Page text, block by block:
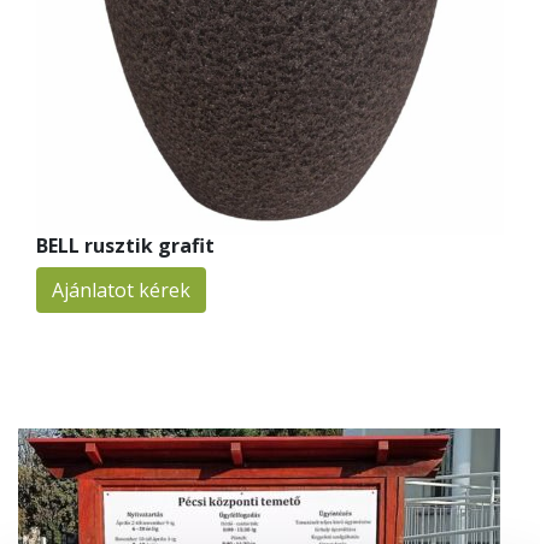
BELL rusztik grafit
Ajánlatot kérek